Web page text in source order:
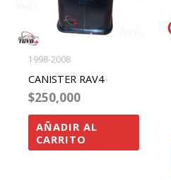
1998-2008
CANISTER RAV4
$250,000
AÑADIR AL
CARRITO